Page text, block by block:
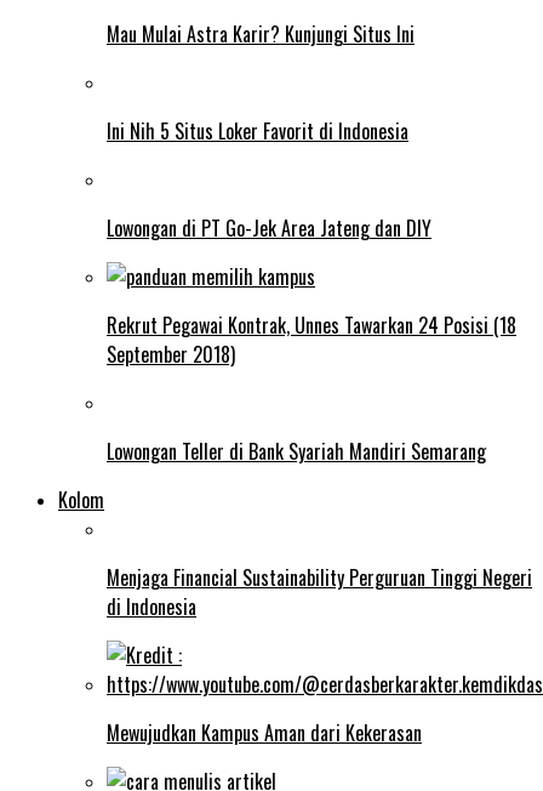
Mau Mulai Astra Karir? Kunjungi Situs Ini
Ini Nih 5 Situs Loker Favorit di Indonesia
Lowongan di PT Go-Jek Area Jateng dan DIY
Rekrut Pegawai Kontrak, Unnes Tawarkan 24 Posisi (18
September 2018)
Lowongan Teller di Bank Syariah Mandiri Semarang
Kolom
Menjaga Financial Sustainability Perguruan Tinggi Negeri
di Indonesia
Mewujudkan Kampus Aman dari Kekerasan